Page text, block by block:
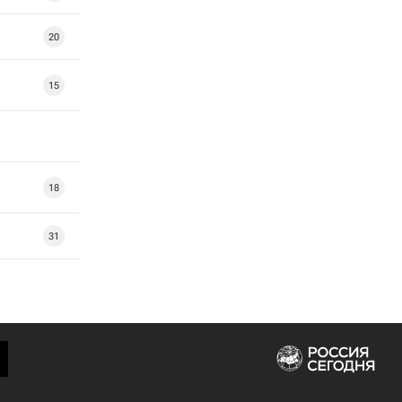
20
15
18
31